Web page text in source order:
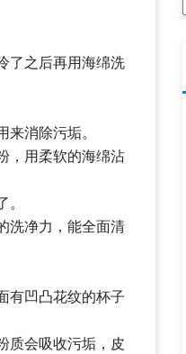
了之后再用海绵洗
消除污垢。
，用柔软的海绵沾
洗净力，能全面清
有凹凸花纹的杯子
质会吸收污垢，皮